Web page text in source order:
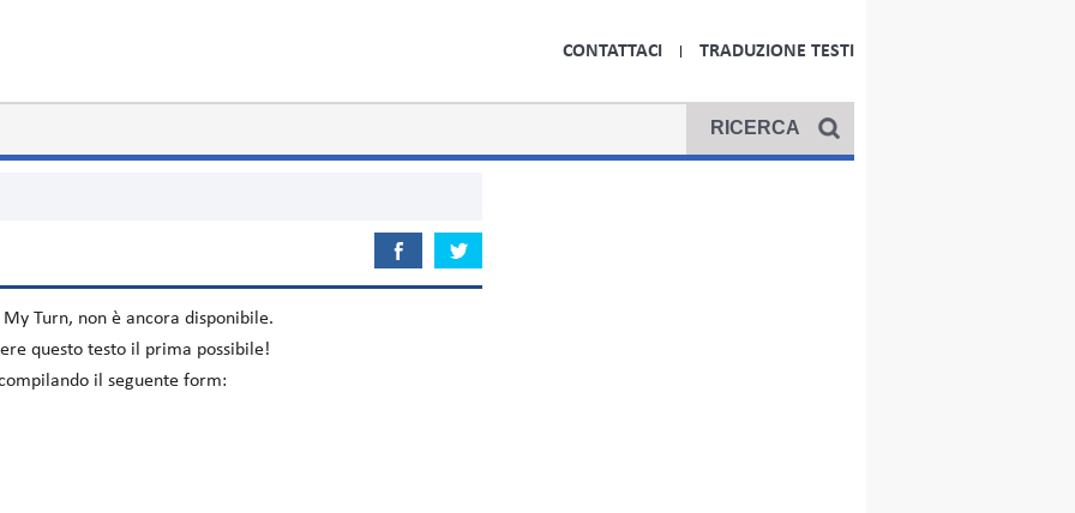
CONTATTACI TRADUZIONE TESTI
My Turn, non è ancora disponibile.
questo testo il prima possibile!
il seguente form: